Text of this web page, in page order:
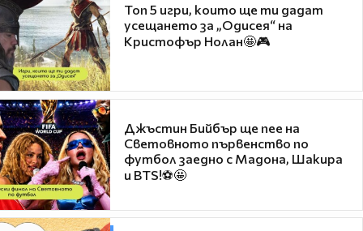
Топ 5 игри, които ще ти дадат
усещането за „Одисея“ на
Кристофър Нолан🤩🎮
Джъстин Бийбър ще пее на
Световното първенство по
футбол заедно с Мадона, Шакира
и BTS!⚽🤩